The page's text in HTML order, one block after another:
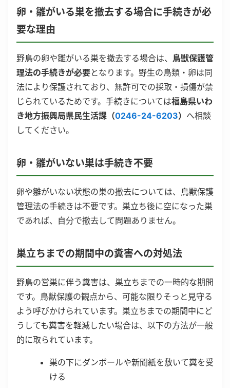
卵・雛がいる巣を撤去する場合に手続きが必
要な理由
野鳥の卵や雛がいる巣を撤去する場合は、 鳥獣保護管
理法の手続きが必要となります。野生の鳥類・卵は同
法により保護されており、無許可での採取・損傷が禁
じられているためです。手続きについては福島県いわ
き地方振興局県民生活課（0246-24-6203） へ相談
してください。
卵・雛がいない巣は手続き不要
卵や雛がいない状態の巣の撤去については、鳥獣保護
管理法の手続きは不要です。巣立ち後に空になった巣
であれば、自分で撤去して問題ありません。
巣立ちまでの期間中の糞害への対処法
野鳥の営巣に伴う糞害は、巣立ちまでの一時的な期間
です。鳥獣保護の観点から、可能な限りそっと見守る
よう呼びかけられています。巣立ちまでの期間中にど
うしても糞害を軽減したい場合は、以下の方法が一般
的に取られています。
巣の下にダンボールや新聞紙を敷いて糞を受
ける